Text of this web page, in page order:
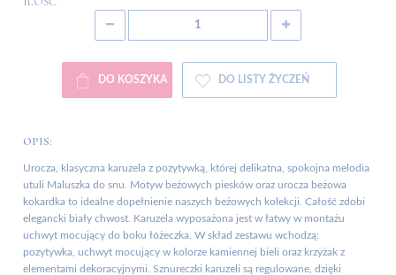
DO KOSZYKA DO LISTY ŻYCZEŃ
OPIS:
Urocza, klasyczna karuzela z pozytywką, której delikatna, spokojna melodia
utuli Maluszka do snu. Motyw beżowych piesków oraz urocza beżowa
kokardka to idealne dopełnienie naszych beżowych kolekcji. Całość zdobi
elegancki biały chwost. Karuzela wyposażona jest w łatwy w montażu
uchwyt mocujący do boku łóżeczka. W skład zestawu wchodzą:
pozytywka, uchwyt mocujący w kolorze kamiennej bieli oraz krzyżak z
elementami dekoracyjnymi. Sznureczki karuzeli są regulowane, dzięki